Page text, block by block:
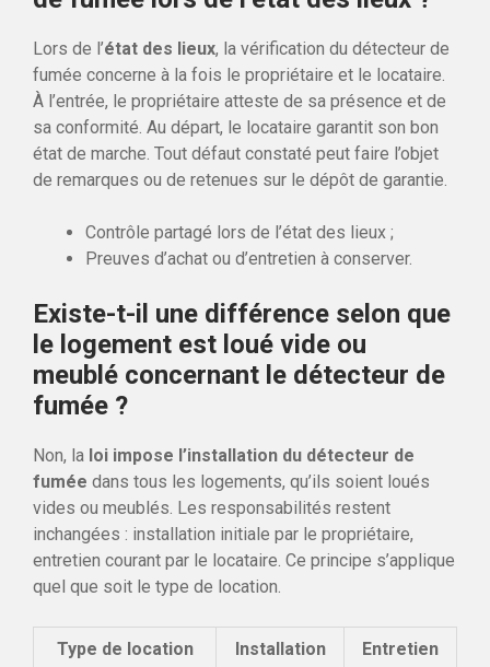
Lors de l’état des lieux, la vérification du détecteur de
fumée concerne à la fois le propriétaire et le locataire.
À l’entrée, le propriétaire atteste de sa présence et de
sa conformité. Au départ, le locataire garantit son bon
état de marche. Tout défaut constaté peut faire l’objet
de remarques ou de retenues sur le dépôt de garantie.
Contrôle partagé lors de l’état des lieux ;
Preuves d’achat ou d’entretien à conserver.
Existe-t-il une différence selon que
le logement est loué vide ou
meublé concernant le détecteur de
fumée ?
Non, la loi impose l’installation du détecteur de
fumée dans tous les logements, qu’ils soient loués
vides ou meublés. Les responsabilités restent
inchangées : installation initiale par le propriétaire,
entretien courant par le locataire. Ce principe s’applique
quel que soit le type de location.
Type de location Installation Entretien